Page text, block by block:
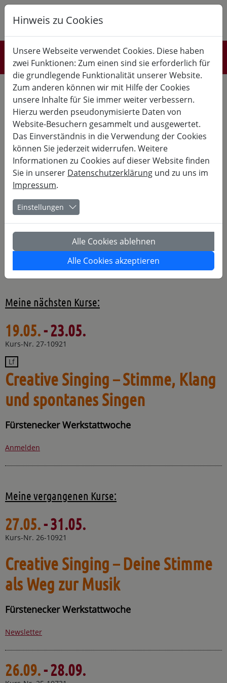
K B
Referent*innen
Britta Rex hat als Sängerin in zahlreichen Projekten mitgewirkt,
mit Orchestern, Bigbands und kleineren Besetzungen im
Bereich Jazz, Latin, Pop, Improvisation gearbeitet. Ihre
besondere Leidenschaft gilt dem Jazz und der
lateinamerikanischen Musik. Auf dem Gebiet der
Gesangsmethodik, Stimmbildung, Körperarbeit und
Improvisation hat sie in den letzten Jahren viel experimentiert,
geforscht und entdeckt. Wertvollen Erfahrungen aus
Resonanzlehre (Thomas Lange), CVT Complete Vocal Technique
(Cathrine Sadolin), Estill Voice Training und Vocal Improvisation
(Rhiannon, Bob Stoloff) integriert sie in Coaching und
Unterricht.
Als Lehrbeauftragte unterrichtet sie Jazz- und Pop-Gesang an
der Hochschule für Musik und Theater Hannover und Jazz-
Gesang und Improvisation an der Musikhochschule
Lübeck. Des Weiteren gibt sie Kurse und Seminare für Chöre
und Ensembles oder Masterclasses für Solisten und Coachings,
u.a. für das Landesjugendjazzorchester Niedersachsen
„Windmachine“.
http://www.brittarex.de
Meine nächsten Kurse:
19.05.- 23.05.
Kurs-Nr. 27-10921
Lf
Creative Singing – Stimme, Klang
und spontanes Singen
Fürstenecker Werkstattwoche
Anmelden
Meine vergangenen Kurse:
27.05.- 31.05.
Kurs-Nr. 26-10921
Creative Singing – Deine Stimme
als Weg zur Musik
Fürstenecker Werkstattwoche
Newsletter
26.09.- 28.09.
Hinweis zu Cookies
Unsere Webseite verwendet Cookies. Diese haben
zwei Funktionen: Zum einen sind sie erforderlich für
die grundlegende Funktionalität unserer Website.
Zum anderen können wir mit Hilfe der Cookies
unsere Inhalte für Sie immer weiter verbessern.
Hierzu werden pseudonymisierte Daten von
Website-Besuchern gesammelt und ausgewertet.
Das Einverständnis in die Verwendung der Cookies
können Sie jederzeit widerrufen. Weitere
Informationen zu Cookies auf dieser Website finden
Sie in unserer Datenschutzerklärung und zu uns im
Impressum.
Einstellungen
Alle Cookies ablehnen
Alle Cookies akzeptieren